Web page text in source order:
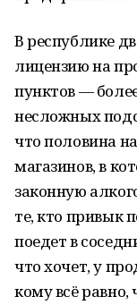
В республике
лицензию на
пунктов —
несложных
что половина
магазинов, в
законную
те, кто привык
поедет в
что хочет, у
кому всё равно,